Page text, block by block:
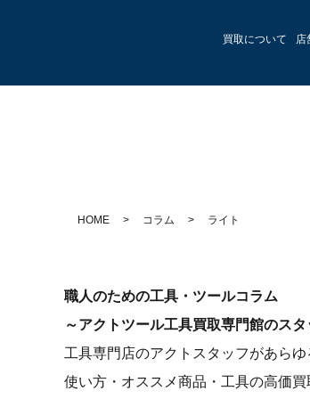
買取について 店
HOME > コラム > ライト
職人のための工具・ツールコラム
～アクトツール工具買取専門館のス
工具専門店のアクトスタッフがあらゆ
使い方・オススメ商品・工具の高価